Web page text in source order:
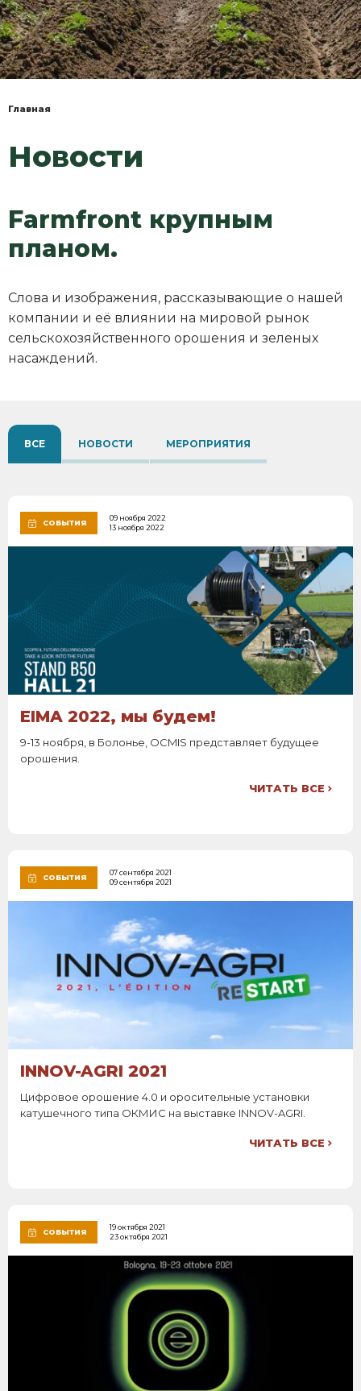
Вы
Главная
Новости
Farmfront крупным
планом.
Слова и изображения, рассказывающие о нашей
компании и её влиянии на мировой рынок
сельскохозяйственного орошения и зеленых
насаждений.
ВСЕ НОВОСТИ МЕРОПРИЯТИЯ
СОБЫТИЯ
09 ноября 2022
13 ноября 2022
EIMA 2022, мы будем!
9-13 ноября, в Болонье, OCMIS представляет будущее
орошения.
ЧИТАТЬ ВСЕ
СОБЫТИЯ
07 сентября 2021
09 сентября 2021
INNOV-AGRI 2021
Цифровое орошение 4.0 и оросительные установки
катушечного типа ОКМИС на выставке INNOV-AGRI.
ЧИТАТЬ ВСЕ
СОБЫТИЯ
19 октября 2021
23 октября 2021